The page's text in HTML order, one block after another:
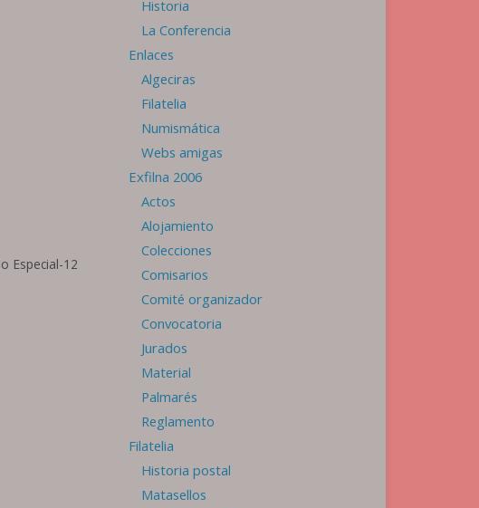
Especial-12
Historia
La Conferencia
Enlaces
Algeciras
Filatelia
Numismática
Webs amigas
Exfilna 2006
Actos
Alojamiento
Colecciones
Comisarios
Comité organizador
Convocatoria
Jurados
Material
Palmarés
Reglamento
Filatelia
Historia postal
Matasellos